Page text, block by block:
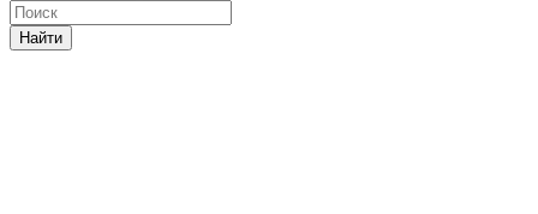
Найти